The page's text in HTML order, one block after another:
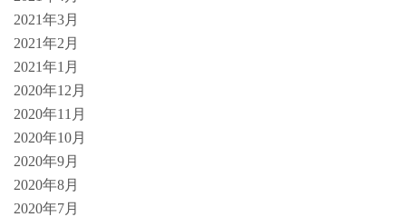
2021年3月
2021年2月
2021年1月
2020年12月
2020年11月
2020年10月
2020年9月
2020年8月
2020年7月